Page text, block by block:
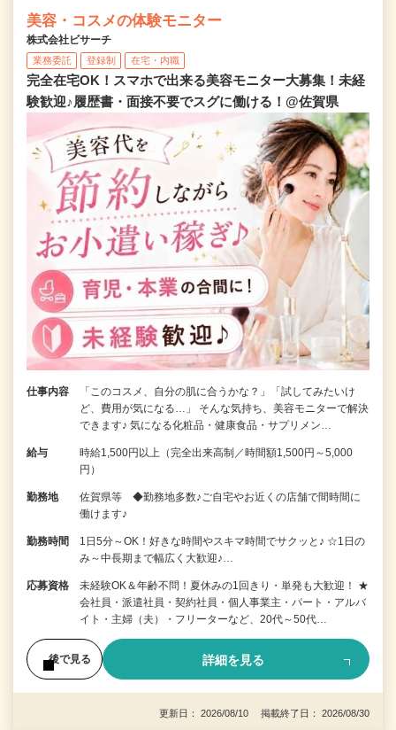
美容・コスメの体験モニター
株式会社ビサーチ
業務委託 登録制 在宅・内職
完全在宅OK！スマホで出来る美容モニター大募集！未経
験歓迎♪履歴書・面接不要でスグに働ける！@佐賀県
仕事内容
「このコスメ、自分の肌に合うかな？」「試してみたいけ
ど、費用が気になる…」 そんな気持ち、美容モニターで解決
できます♪ 気になる化粧品・健康食品・サプリメン…
給与
時給1,500円以上（完全出来高制／時間額1,500円～5,000
円）
勤務地
佐賀県等 ◆勤務地多数♪ご自宅やお近くの店舗で間時間に
働けます♪
勤務時間
1日5分～OK！好きな時間やスキマ時間でサクッと♪ ☆1日の
み～中長期まで幅広く大歓迎♪…
応募資格
未経験OK＆年齢不問！夏休みの1回きり・単発も大歓迎！ ★
会社員・派遣社員・契約社員・個人事業主・パート・アルバ
イト・主婦（夫）・フリーターなど、20代～50代…
後で見る 詳細を見る
更新日： 2026/08/10 掲載終了日： 2026/08/30